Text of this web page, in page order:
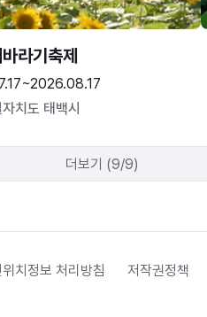
라기축제
치도 태백시
더보기 (9/9)
치정보 처리방침 저작권정책